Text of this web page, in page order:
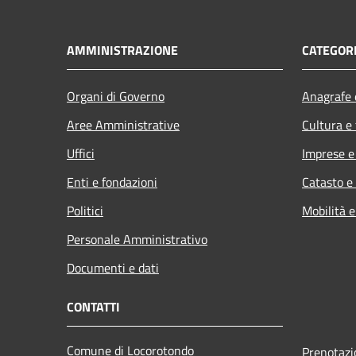
AMMINISTRAZIONE
Organi di Governo
Aree Amministrative
Uffici
Enti e fondazioni
Politici
Personale Amministrativo
Documenti e dati
Cultura
Imprese
Catasto
Mobilità
CONTATTI
Comune di Locorotondo